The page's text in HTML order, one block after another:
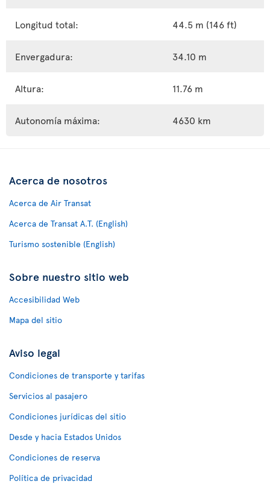
Longitud total: 44.5 m (146 ft)
Envergadura: 34.10 m
Altura: 11.76 m
Autonomía máxima: 4630 km
Acerca de nosotros
Acerca de Air Transat
Acerca de Transat A.T. (English)
Turismo sostenible (English)
Sobre nuestro sitio web
Accesibilidad Web
Mapa del sitio
Aviso legal
Condiciones de transporte y tarifas
Servicios al pasajero
Condiciones jurídicas del sitio
Desde y hacia Estados Unidos
Condiciones de reserva
Política de privacidad